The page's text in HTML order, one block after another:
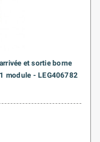
et sortie borne
module - LEG406782